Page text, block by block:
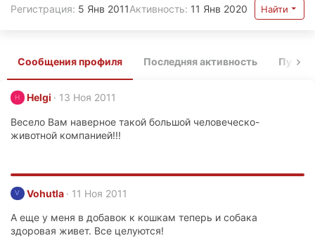
Регистрация 5 Янв 2011Активность 11 Янв 2020 Найти
Сообщения профиля Последняя активность
H Helgi 13 Ноя 2011
Весело Вам наверное такой большой человеческо-
животной компанией!!!
V Vohutla 11 Ноя 2011
А еще у меня в добавок к кошкам теперь и собака
здоровая живет. Все целуются!